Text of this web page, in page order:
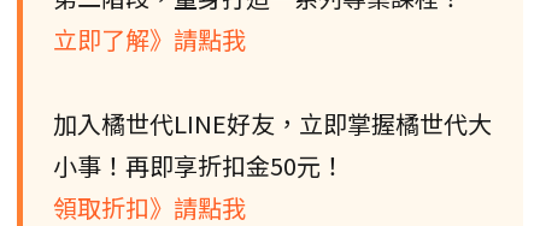
立即了解》請點我
加入橘世代LINE好友，立即掌握橘世代大
小事！再即享折扣金50元！
領取折扣》請點我